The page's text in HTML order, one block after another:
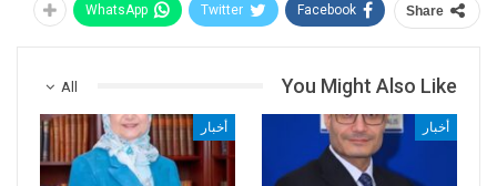
Share
Facebook
Twitter
WhatsApp
All You Might Also Like
أخبار أخبار